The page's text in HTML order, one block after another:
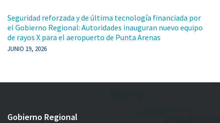
Seguridad reforzada y de última tecnología financiada por
el Gobierno Regional: Autoridades inauguran nuevo equipo
de rayos X para el aeropuerto de Punta Arenas
JUNIO 19, 2026
Gobierno Regional